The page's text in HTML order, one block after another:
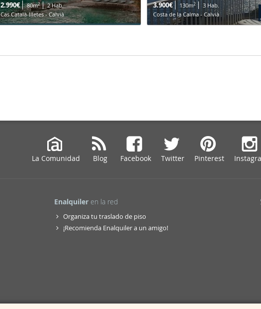
2.990€ 80m2
2 Hab.
Cas Català-Illetes - Calvià
3.900€ 130m2
3 Hab.
Costa de la Calma - Calvià
La Comunidad Blog Facebook Twitter Pinterest
Enalquiler en la red
Organiza tu traslado de piso
¡Recomienda Enalquiler a un amigo!